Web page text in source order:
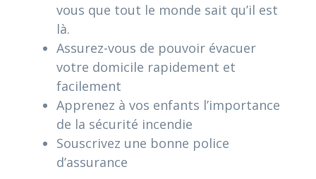
vous que tout le monde sait qu’il est
là.
Assurez-vous de pouvoir évacuer
votre domicile rapidement et
facilement
Apprenez à vos enfants l’importance
de la sécurité incendie
Souscrivez une bonne police
d’assurance